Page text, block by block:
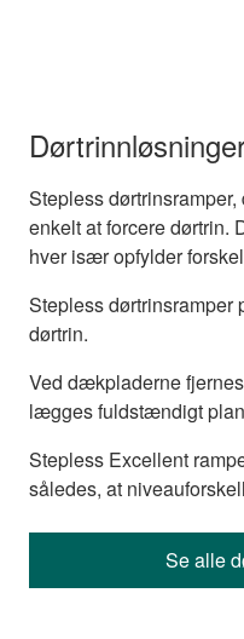
Stepless
enkelt at forcere dørtrin.
hver især opfylder
Stepless dørtrinsramper
dørtrin.
Ved dækpladerne
lægges fuldstændigt
Stepless Excellent
således, at
Se alle